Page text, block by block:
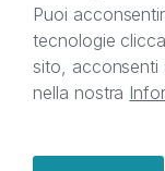
Il presente
titolare
afferenti ai
sul sito
Puoi
tecnologie
sito, acconsenti
nella nostra